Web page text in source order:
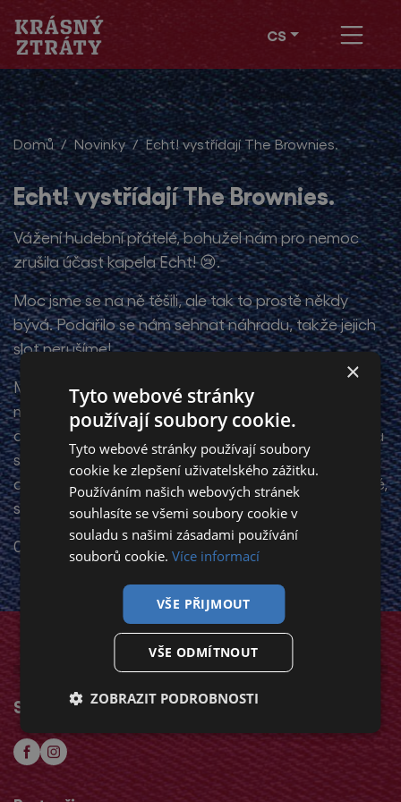
CS
Domů Novinky Echt! vystřídají The Brownies.
Echt! vystřídají The Brownies.
Vážení hudební přátelé, bohužel nám pro nemoc
zrušila účast kapela Echt! 😢.
Moc jsme se na ně těšili, ale tak to prostě někdy
bývá. Podařilo se nám sehnat náhradu, takže jejich
slot nerušíme!
Místo Echt! přijede kapelaThe Brownies
multižánrové trio z Prahy se slabostí pro latinsko-
americký jazz, soul, reggae, pop i funk. V repertoáru
skupiny najdete interpretace oblíbených songů v
angličtině, francouzštině, španělštině i portugalštině,
slovenštině a češtině.
08. 08. 2024
Sledujte nás na sociálních sítích
×
Tyto webové stránky
používají soubory cookie.
Tyto webové stránky používají soubory
cookie ke zlepšení uživatelského zážitku.
Používáním našich webových stránek
souhlasíte se všemi soubory cookie v
souladu s našimi zásadami používání
souborů cookie.Více informací
VŠE PŘIJMOUT
VŠE ODMÍTNOUT
ZOBRAZIT PODROBNOSTI